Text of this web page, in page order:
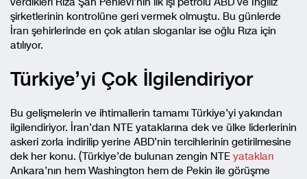
şirketlerinin kontrolüne geri vermek olmuştu. Bu günlerde
İran şehirlerinde en çok atılan sloganlar ise oğlu Rıza için
atılıyor.
Türkiye’yi Çok İlgilendiriyor
Bu gelişmelerin ve ihtimallerin tamamı Türkiye’yi yakından
ilgilendiriyor. İran’dan NTE yataklarına dek ve ülke liderlerinin
askeri zorla indirilip yerine ABD’nin tercihlerinin getirilmesine
dek her konu. (Türkiye’de bulunan zengin NTE yatakları
Ankara’nın hem Washington hem de Pekin ile görüşme